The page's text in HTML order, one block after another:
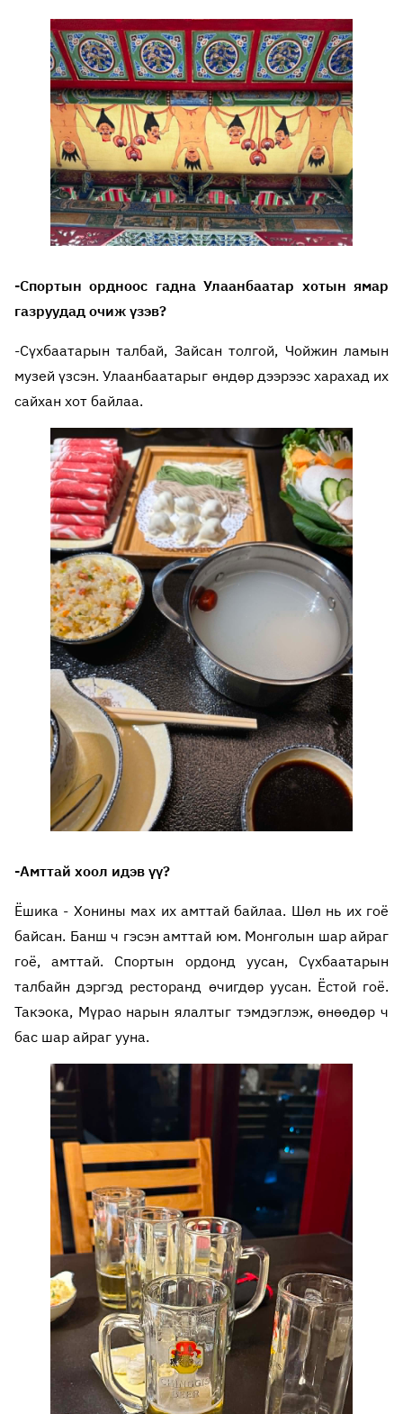
-Спортын ордноос гадна Улаанбаатар хотын ямар
газруудад очиж үзэв?
-Сүхбаатарын талбай, Зайсан толгой, Чойжин ламын
музей үзсэн. Улаанбаатарыг өндөр дээрээс харахад их
сайхан хот байлаа.
-Амттай хоол идэв үү?
Ёшика - Хонины мах их амттай байлаа. Шөл нь их гоё
байсан. Банш ч гэсэн амттай юм. Монголын шар айраг
гоё, амттай. Спортын ордонд уусан, Сүхбаатарын
талбайн дэргэд ресторанд өчигдөр уусан. Ёстой гоё.
Такэока, Мүрао нарын ялалтыг тэмдэглэж, өнөөдөр ч
бас шар айраг ууна.